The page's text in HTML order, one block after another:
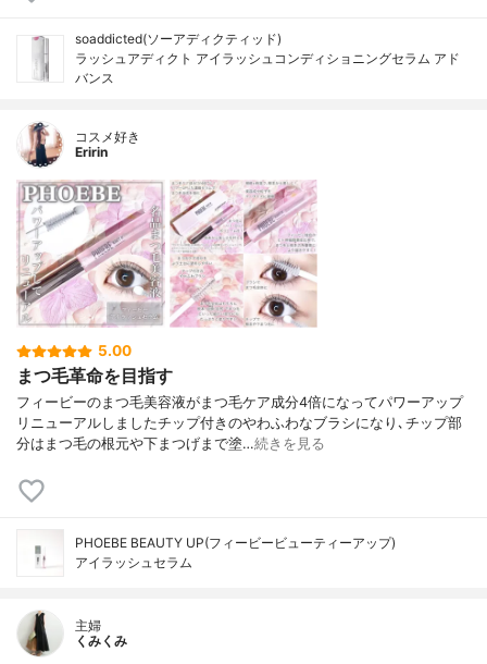
soaddicted(ソーアディクティッド)
ラッシュアディクト アイラッシュコンディショニングセラム アド
バンス
コスメ好き
Eririn
5.00
まつ毛革命を目指す
フィービーのまつ毛美容液がまつ毛ケア成分4倍になってパワーアップ
リニューアルしましたチップ付きのやわふわなブラシになり､チップ部
分はまつ毛の根元や下まつげまで塗…続きを見る
PHOEBE BEAUTY UP(フィービービューティーアップ)
アイラッシュセラム
主婦
くみくみ